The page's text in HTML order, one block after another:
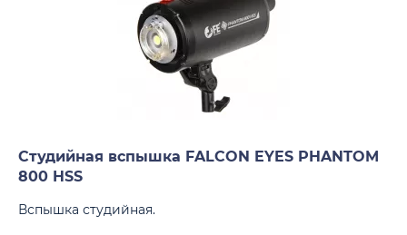
Студийная вспышка FALCON EYES PHANTOM
800 HSS
Вспышка студийная.